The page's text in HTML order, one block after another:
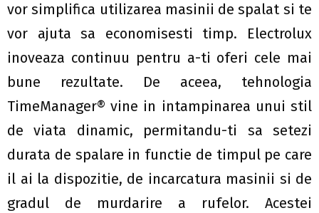
vor simplifica utilizarea masinii de spalat si te
vor ajuta sa economisesti timp. Electrolux
inoveaza continuu pentru a-ti oferi cele mai
bune rezultate. De aceea, tehnologia
TimeManager® vine in intampinarea unui stil
de viata dinamic, permitandu-ti sa setezi
durata de spalare in functie de timpul pe care
il ai la dispozitie, de incarcatura masinii si de
gradul de murdarire a rufelor. Acestei